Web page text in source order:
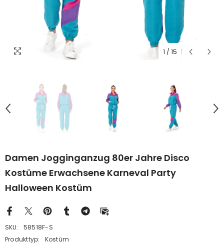
1 / 15
Damen Jogginganzug 80er Jahre Disco
Kostüme Erwachsene Karneval Party
Halloween Kostüm
SKU:
58518F-S
Produkttyp:
Kostüm